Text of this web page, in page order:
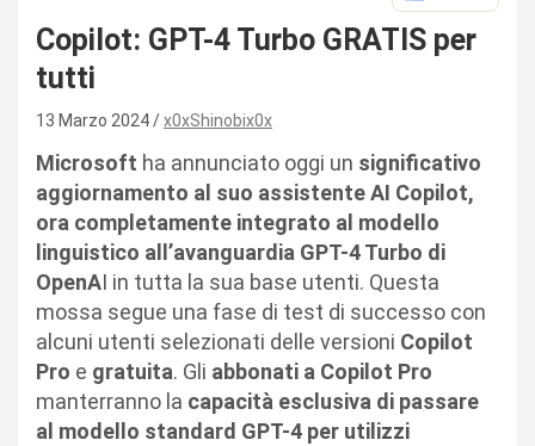
Copilot: GPT-4 Turbo GRATIS per
tutti
13 Marzo 2024 x0xShinobix0x
Microsoft ha annunciato oggi un significativo
aggiornamento al suo assistente AI Copilot,
ora completamente integrato al modello
linguistico all’avanguardia GPT-4 Turbo di
OpenAI in tutta la sua base utenti. Questa
mossa segue una fase di test di successo con
alcuni utenti selezionati delle versioni Copilot
Pro e gratuita. Gli abbonati a Copilot Pro
manterranno la capacità esclusiva di passare
al modello standard GPT-4 per utilizzi